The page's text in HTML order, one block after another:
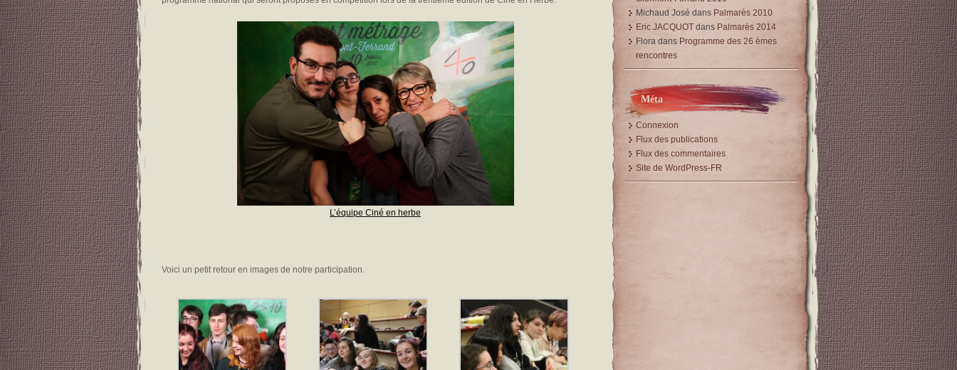
L’équipe Ciné en herbe
Voici un petit retour en images de notre participation.
Michaud José dans Palmarès 2010
Eric JACQUOT dans Palmarès 2014
Flora dans Programme des 26 èmes
rencontres
Méta
Connexion
Flux des publications
Flux des commentaires
Site de WordPress-FR